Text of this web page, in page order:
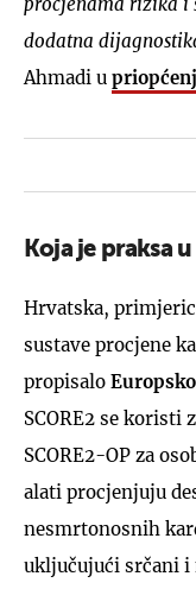
dodatna
Ahmadi u
Koja je praksa
Hrvatska,
sustave procjene
propisalo
SCORE2 se koristi
SCORE2-OP za
alati procjenjuju
nesmrtonosnih
uključujući srčani i